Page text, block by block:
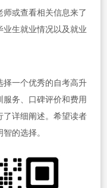
或查看相关信息来了
生就业情况以及就业
择一个优秀的自考高升
务、口碑评价和费用
了详细阐述。希望读者
的选择。